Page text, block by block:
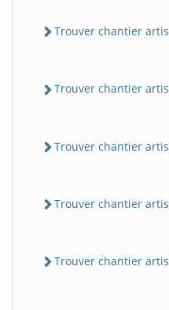
Trouver chantier
Trouver chantier
Trouver chantier
Trouver chantier
Trouver chantier